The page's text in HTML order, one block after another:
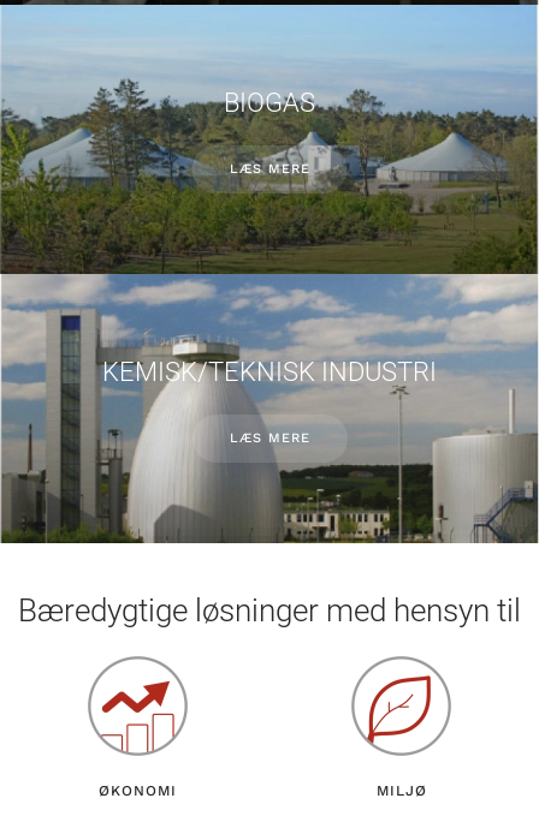
BIOGAS
LÆS MERE
KEMISK/TEKNISK INDUSTRI
LÆS MERE
Bæredygtige løsninger med hensyn til
ØKONOMI MILJØ